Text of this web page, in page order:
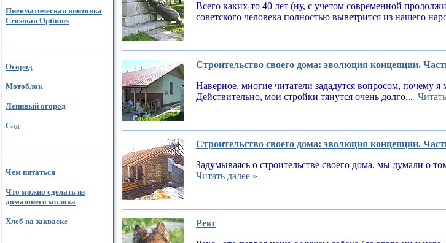
Пневматическая винтовка
Crosman Optimus
Огород
Мотоблок
Ленивый огород
Сад
Чем питаться
Что можно сделать из
домашнего молока
Хлеб на закваске
Всего каких-то 40 лет (ну, с учетом современной
советского человека полностью выветрится из нашего
Строительство своего дома: эволюция концепции.
Наверное, многие читатели зададутся вопросом, почему
Действительно, мои стройки тянутся очень долго...
Строительство своего дома: эволюция концепции.
Задумываясь о строительстве своего дома, мы думали о
Читать далее »
Рекс